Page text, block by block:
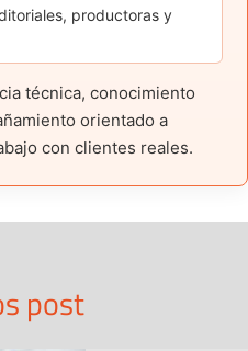
productoras y
técnica, conocimiento
orientado a
con clientes reales.
post